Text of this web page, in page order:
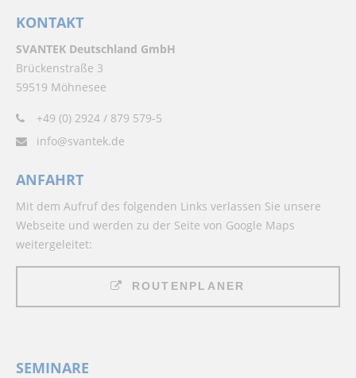
KONTAKT
SVANTEK Deutschland GmbH
Brückenstraße 3
59519 Möhnesee
+49 (0) 2924 / 879 579-5
info@svantek.de
ANFAHRT
Mit dem Aufruf des folgenden Links verlassen Sie unsere
Webseite und werden zu der Seite von Google Maps
weitergeleitet:
ROUTENPLANER
SEMINARE